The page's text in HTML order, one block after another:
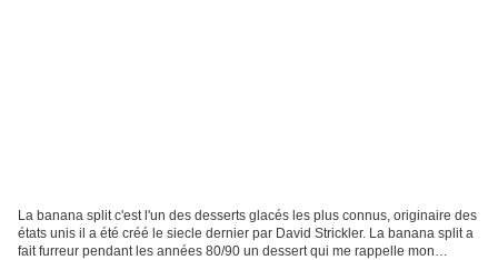
La banana split c'est l'un des desserts glacés les plus connus, originaire des
états unis il a été créé le siecle dernier par David Strickler. La banana split a
fait furreur pendant les années 80/90 un dessert qui me rappelle mon